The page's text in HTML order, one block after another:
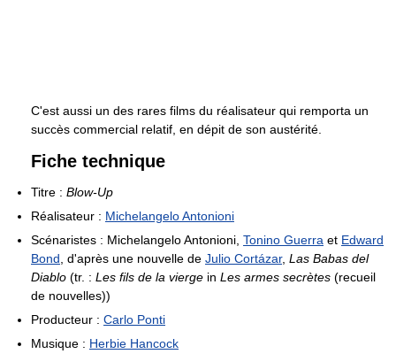
C'est aussi un des rares films du réalisateur qui remporta un
succès commercial relatif, en dépit de son austérité.
Fiche technique
Titre : Blow-Up
Réalisateur : Michelangelo Antonioni
Scénaristes : Michelangelo Antonioni, Tonino Guerra et Edward
Bond , d'après une nouvelle de Julio Cortázar, Las Babas del
Diablo (tr. : Les fils de la vierge in Les armes secrètes (recueil
de nouvelles))
Producteur : Carlo Ponti
Musique : Herbie Hancock